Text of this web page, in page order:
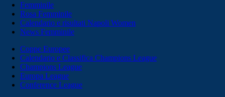
Femminile
Rosa Femminile
Calendario e risultati Napoli Women
News Femminile
Coppe Europee
Calendario e Classifica Champions League
Champions League
Europa League
Conference League